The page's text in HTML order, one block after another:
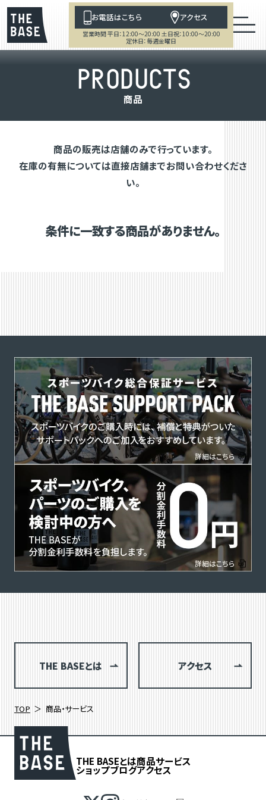
お電話はこちら アクセス
営業時間 平日：12:00～20:00 土日祝：10:00～20:00
定休日：毎週金曜日
PRODUCTS
商品
商品の販売は店舗のみで行っています。
在庫の有無については直接店舗までお問い合わせくださ
い。
条件に一致する商品がありません。
THE BASEとは アクセス
TOP 商品・サービス
THE BASEとは商品サービス
ショップブログアクセス